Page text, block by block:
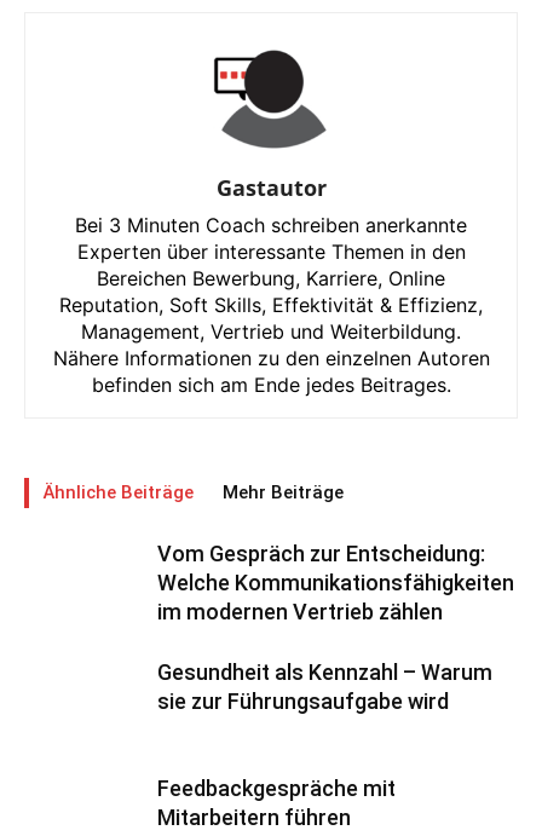
Gastautor
Bei 3 Minuten Coach schreiben anerkannte
Experten über interessante Themen in den
Bereichen Bewerbung, Karriere, Online
Reputation, Soft Skills, Effektivität & Effizienz,
Management, Vertrieb und Weiterbildung.
Nähere Informationen zu den einzelnen Autoren
befinden sich am Ende jedes Beitrages.
Ähnliche Beiträge Mehr Beiträge
Vom Gespräch zur Entscheidung:
Welche Kommunikationsfähigkeiten
im modernen Vertrieb zählen
Gesundheit als Kennzahl – Warum
sie zur Führungsaufgabe wird
Feedbackgespräche mit
Mitarbeitern führen